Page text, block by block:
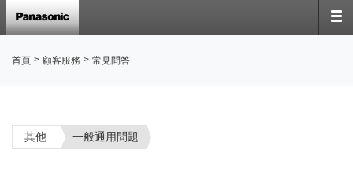
首頁 > 顧客服務 > 常見問答
其他 一般通用問題